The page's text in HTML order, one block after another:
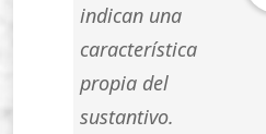
indican una
característica
propia del
sustantivo.